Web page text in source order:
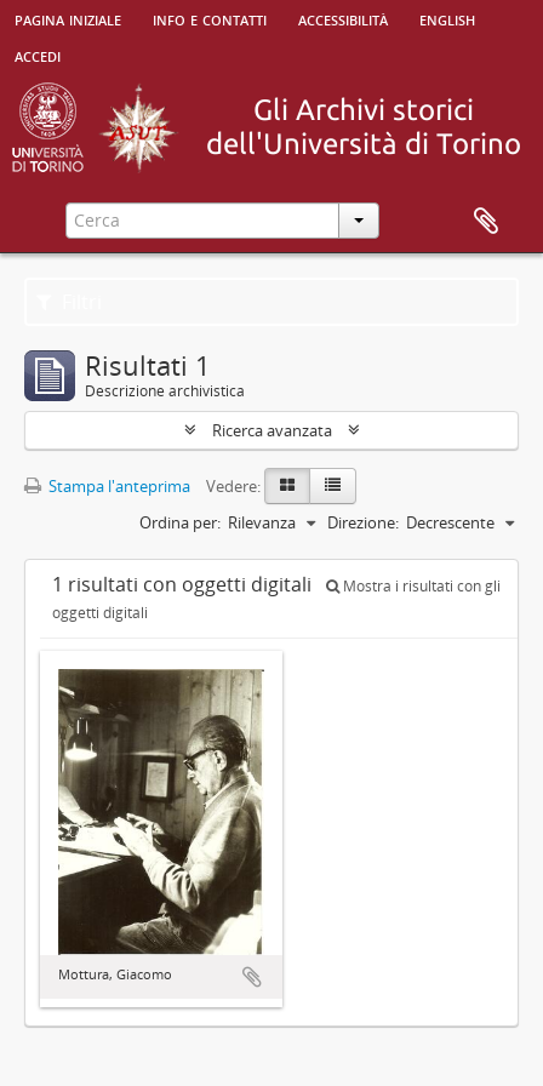
pagina iniziale info e contatti accessibilità
english
accedi
Risultati 1
Descrizione archivistica
Ricerca avanzata
Stampa l'anteprima
Vedere:
Ordina per: Rilevanza Direzione: Decrescente
1 risultati con oggetti digitali
Mostra i risultati con gli
oggetti digitali
Mottura, Giacomo